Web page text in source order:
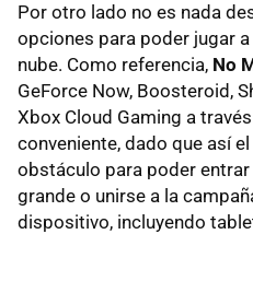
Por otro lado no es nada
opciones para poder jugar a
nube. Como referencia, No
GeForce Now, Boosteroid,
Xbox Cloud Gaming a
conveniente, dado que así
obstáculo para poder
grande o unirse a la
dispositivo, incluyendo